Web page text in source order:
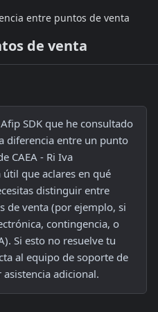
entre puntos de venta
de venta
SDK que he consultado
diferencia entre un punto
CAEA - Ri Iva
útil que aclares en qué
distinguir entre
de venta (por ejemplo, si
contingencia, o
Si esto no resuelve tu
al equipo de soporte de
adicional.